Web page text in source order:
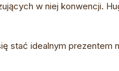
w niej konwencji.
stać idealnym prezentem